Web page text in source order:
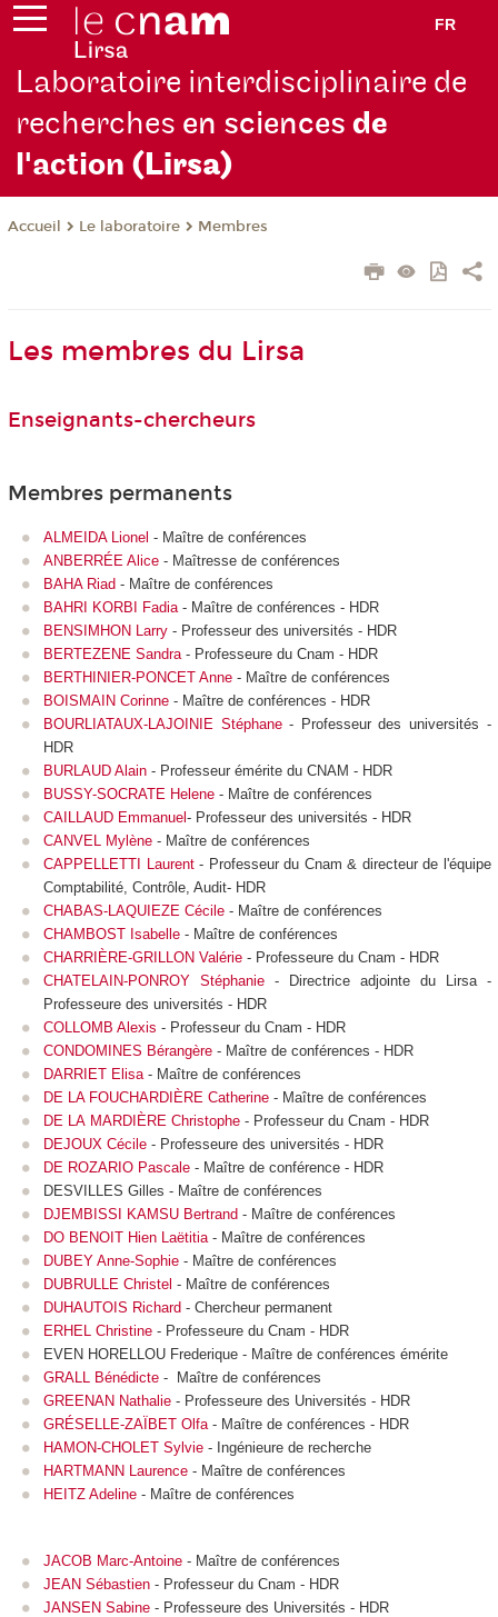
FR
Laboratoire interdisciplinaire de
recherches en sciencesde
l'action (Lirsa)
Accueil Le laboratoire Membres
Les membres du Lirsa
Enseignants-chercheurs
Membres permanents
ALMEIDA Lionel - Maître de conférences
ANBERRÉE Alice - Maîtresse de conférences
BAHA Riad - Maître de conférences
BAHRI KORBI Fadia - Maître de conférences - HDR
BENSIMHON Larry - Professeur des universités - HDR
BERTEZENE Sandra - Professeure du Cnam - HDR
BERTHINIER-PONCET Anne - Maître de conférences
BOISMAIN Corinne - Maître de conférences - HDR
BOURLIATAUX-LAJOINIE Stéphane- Professeur des universités -
HDR
BURLAUD Alain - Professeur émérite du CNAM - HDR
BUSSY-SOCRATE Helene - Maître de conférences
CAILLAUD Emmanuel - Professeur des universités - HDR
CANVEL Mylène - Maître de conférences
CAPPELLETTI Laurent- Professeur du Cnam & directeur de l'équipe
Comptabilité, Contrôle, Audit- HDR
CHABAS-LAQUIEZE Cécile - Maître de conférences
CHAMBOST Isabelle - Maître de conférences
CHARRIÈRE-GRILLON Valérie - Professeure du Cnam - HDR
CHATELAIN-PONROY Stéphanie- Directrice adjointe du Lirsa -
Professeure des universités - HDR
COLLOMB Alexis - Professeur du Cnam - HDR
CONDOMINES Bérangère - Maître de conférences - HDR
DARRIET Elisa - Maître de conférences
DE LA FOUCHARDIÈRE Catherine - Maître de conférences
DE LA MARDIÈRE Christophe - Professeur du Cnam - HDR
DEJOUX Cécile - Professeure des universités - HDR
DE ROZARIO Pascale - Maître de conférence - HDR
DESVILLES Gilles - Maître de conférences
DJEMBISSI KAMSU Bertrand - Maître de conférences
DO BENOIT Hien Laëtitia - Maître de conférences
DUBEY Anne-Sophie - Maître de conférences
DUBRULLE Christel - Maître de conférences
DUHAUTOIS Richard - Chercheur permanent
ERHEL Christine - Professeure du Cnam - HDR
EVEN HORELLOU Frederique - Maître de conférences émérite
GRALL Bénédicte - Maître de conférences
GREENAN Nathalie - Professeure des Universités - HDR
GRÉSELLE-ZAÏBET Olfa - Maître de conférences - HDR
HAMON-CHOLET Sylvie - Ingénieure de recherche
HARTMANN Laurence - Maître de conférences
HEITZ Adeline - Maître de conférences
JACOB Marc-Antoine - Maître de conférences
JEAN Sébastien - Professeur du Cnam - HDR
JANSEN Sabine - Professeure des Universités - HDR